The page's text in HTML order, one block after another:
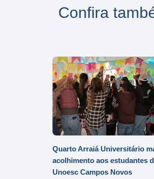
Confira
Quarto Arraiá Universitário
acolhimento aos estudantes
Unoesc Campos Novos